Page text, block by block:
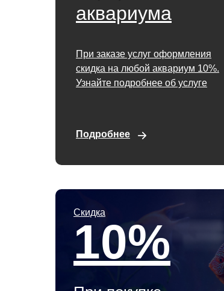
10%
Скидка
аквариума
При заказе услуг оформления
скидка на любой аквариум 10%.
Узнайте подробнее об услуге
Подробнее